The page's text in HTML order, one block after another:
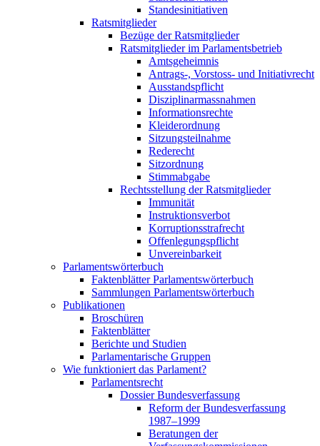
Standesinitiativen
Ratsmitglieder
Bezüge der Ratsmitglieder
Ratsmitglieder im Parlamentsbetrieb
Amtsgeheimnis
Antrags-, Vorstoss- und Initiativrecht
Ausstandspflicht
Disziplinarmassnahmen
Informationsrechte
Kleiderordnung
Sitzungsteilnahme
Rederecht
Sitzordnung
Stimmabgabe
Rechtsstellung der Ratsmitglieder
Immunität
Instruktionsverbot
Korruptionsstrafrecht
Offenlegungspflicht
Unvereinbarkeit
Parlamentswörterbuch
Faktenblätter Parlamentswörterbuch
Sammlungen Parlamentswörterbuch
Publikationen
Broschüren
Faktenblätter
Berichte und Studien
Parlamentarische Gruppen
Wie funktioniert das Parlament?
Parlamentsrecht
Dossier Bundesverfassung
Reform der Bundesverfassung
1987–1999
Beratungen der